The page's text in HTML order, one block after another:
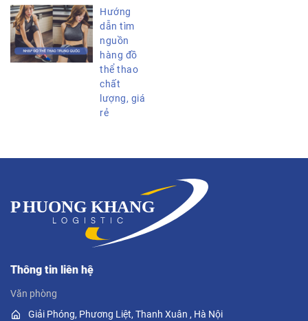
Hướng
dẫn tìm
nguồn
hàng đồ
thể thao
chất
lượng, giá
rẻ
Thông tin liên hệ
Văn phòng
Giải Phóng, Phương Liệt, Thanh Xuân , Hà Nội